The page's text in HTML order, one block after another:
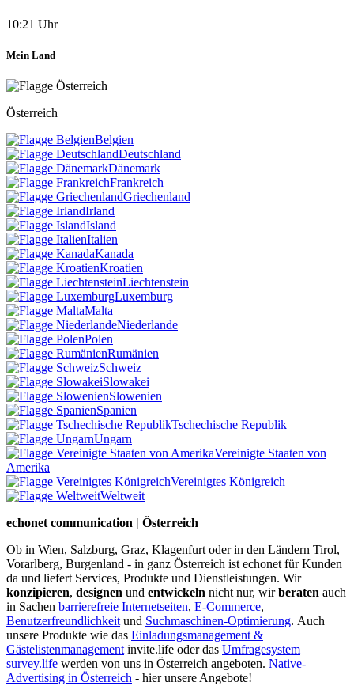
10:21 Uhr
Mein Land
Österreich
Belgien
Deutschland
Dänemark
Frankreich
Griechenland
Irland
Island
Italien
Kanada
Kroatien
Liechtenstein
Luxemburg
Malta
Niederlande
Polen
Rumänien
Schweiz
Slowakei
Slowenien
Spanien
Tschechische Republik
Ungarn
Vereinigte Staaten von
Amerika
Vereinigtes Königreich
Weltweit
echonet communication | Österreich
Ob in Wien, Salzburg, Graz, Klagenfurt oder in den Ländern Tirol,
Vorarlberg, Burgenland - in ganz Österreich ist echonet für Kunden
da und liefert Services, Produkte und Dienstleistungen. Wir
konzipieren, designen und entwickeln nicht nur, wirberaten auch
in Sachen barrierefreie Internetseiten, E-Commerce,
Benutzerfreundlichkeit und Suchmaschinen-Optimierung. Auch
unsere Produkte wie das Einladungsmanagement &
Gästelistenmanagement invite.life oder das Umfragesystem
survey.life werden von uns in Österreich angeboten. Native-
Advertising in Österreich - hier unsere Angebote!